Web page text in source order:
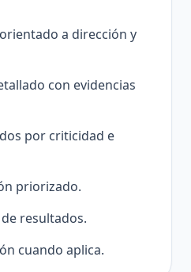
a dirección y
con evidencias
por criticidad e
priorizado.
resultados.
cuando aplica.